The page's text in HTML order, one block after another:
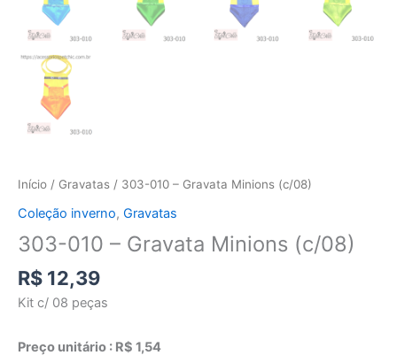
Início / Gravatas / 303-010 – Gravata Minions (c/08)
Coleção inverno, Gravatas
303-010 – Gravata Minions (c/08)
R$ 12,39
Kit c/ 08 peças
Preço unitário : R$ 1,54